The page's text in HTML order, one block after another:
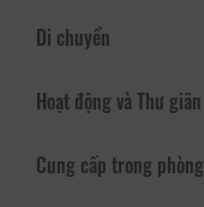
Di chuyển
Hoạt động và Thư giãn
Cung cấp trong phòng